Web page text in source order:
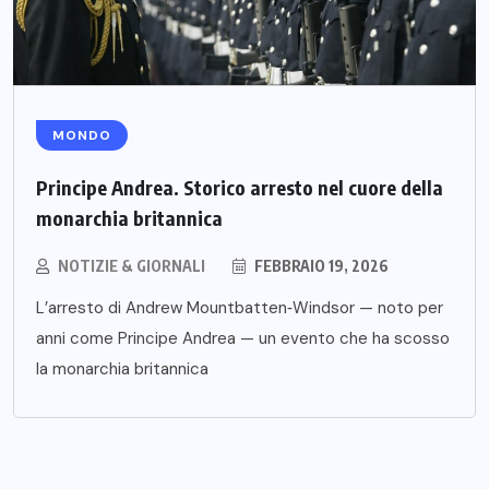
MONDO
Principe Andrea. Storico arresto nel cuore della
monarchia britannica
NOTIZIE & GIORNALI FEBBRAIO 19, 2026
L’arresto di Andrew Mountbatten‑Windsor — noto per
anni come Principe Andrea — un evento che ha scosso
la monarchia britannica